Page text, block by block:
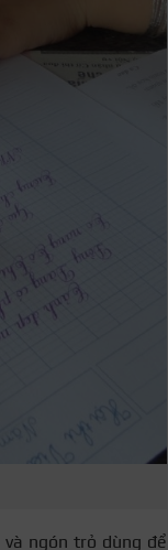
ngón trỏ dùng để